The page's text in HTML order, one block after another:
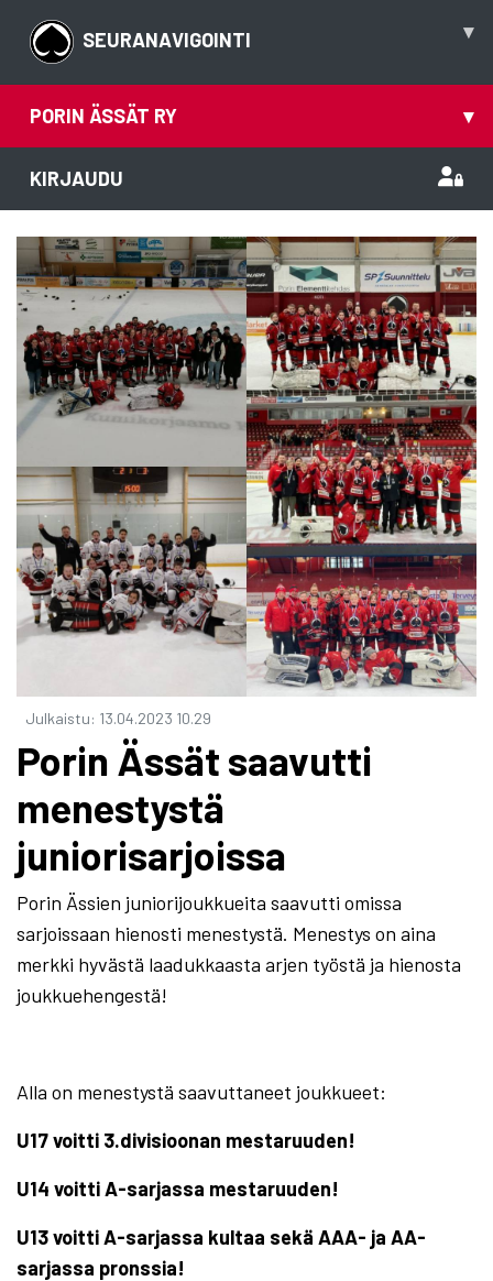
SEURANAVIGOINTI ▾
PORIN ÄSSÄT RY ▾
KIRJAUDU
Julkaistu: 13.04.2023 10.29
Porin Ässät saavutti
menestystä
juniorisarjoissa
Porin Ässien juniorijoukkueita saavutti omissa
sarjoissaan hienosti menestystä. Menestys on aina
merkki hyvästä laadukkaasta arjen työstä ja hienosta
joukkuehengestä!
Alla on menestystä saavuttaneet joukkueet:
U17 voitti 3.divisioonan mestaruuden!
U14 voitti A-sarjassa mestaruuden!
U13 voitti A-sarjassa kultaa sekä AAA- ja AA-
sarjassa pronssia!